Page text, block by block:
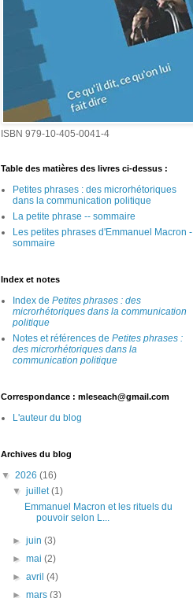
ISBN 979-10-405-0041-4
Table des matières des livres ci-dessus :
Petites phrases : des microrhétoriques
dans la communication politique
La petite phrase -- sommaire
Les petites phrases d'Emmanuel Macron -
sommaire
Index et notes
Index de Petites phrases : des
microrhétoriques dans la communication
politique
Notes et références de Petites phrases :
des microrhétoriques dans la
communication politique
Correspondance : mleseach@gmail.com
L'auteur du blog
Archives du blog
▼ 2026 (16)
▼juillet(1)
Emmanuel Macron et les rituels du
pouvoir selon L...
►juin(3)
►mai(2)
►avril(4)
►mars(3)